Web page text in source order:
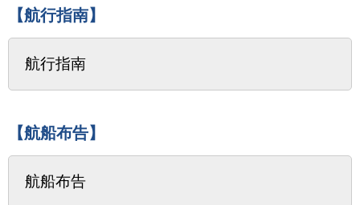
【航行指南】
航行指南
【航船布告】
航船布告